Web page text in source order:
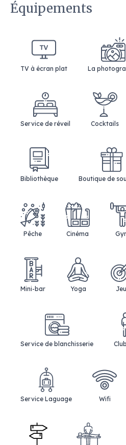
Équipements
TV à écran plat La
Service de réveil Cocktails
Bibliothèque Boutique de
Pêche Cinéma
Mini-bar Yoga
Service de blanchisserie
Service Laguage Wifi